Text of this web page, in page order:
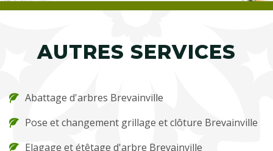
AUTRES SERVICES
Abattage d'arbres Brevainville
Pose et changement grillage et clôture Brevainville
Elagage et étêtage d'arbre Brevainville